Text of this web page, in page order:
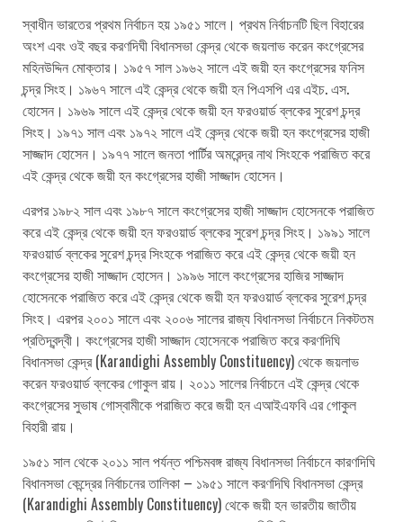
স্বাধীন ভারতের প্রথম নির্বাচন হয় ১৯৫১ সালে। প্রথম নির্বাচনটি ছিল বিহারের
অংশ এবং ওই বছর করণদিঘী বিধানসভা কেন্দ্র থেকে জয়লাভ করেন কংগ্রেসের
মহিনউদ্দিন মোক্তার। ১৯৫৭ সাল ১৯৬২ সালে এই জয়ী হন কংগ্রেসের ফনিস
চন্দ্র সিংহ। ১৯৬৭ সালে এই কেন্দ্র থেকে জয়ী হন পিএসপি এর এইচ. এস.
হোসেন। ১৯৬৯ সালে এই কেন্দ্র থেকে জয়ী হন ফরওয়ার্ড ব্লকের সুরেশ চন্দ্র
সিংহ। ১৯৭১ সাল এবং ১৯৭২ সালে এই কেন্দ্র থেকে জয়ী হন কংগ্রেসের হাজী
সাজ্জাদ হোসেন। ১৯৭৭ সালে জনতা পার্টির অমরেন্দ্র নাথ সিংহকে পরাজিত করে
এই কেন্দ্র থেকে জয়ী হন কংগ্রেসের হাজী সাজ্জাদ হোসেন।
এরপর ১৯৮২ সাল এবং ১৯৮৭ সালে কংগ্রেসের হাজী সাজ্জাদ হোসেনকে পরাজিত
করে এই কেন্দ্র থেকে জয়ী হন ফরওয়ার্ড ব্লকের সুরেশ চন্দ্র সিংহ। ১৯৯১ সালে
ফরওয়ার্ড ব্লকের সুরেশ চন্দ্র সিংহকে পরাজিত করে এই কেন্দ্র থেকে জয়ী হন
কংগ্রেসের হাজী সাজ্জাদ হোসেন। ১৯৯৬ সালে কংগ্রেসের হাজির সাজ্জাদ
হোসেনকে পরাজিত করে এই কেন্দ্র থেকে জয়ী হন ফরওয়ার্ড ব্লকের সুরেশ চন্দ্র
সিংহ। এরপর ২০০১ সালে এবং ২০০৬ সালের রাজ্য বিধানসভা নির্বাচনে নিকটতম
প্রতিদ্বন্দ্বী। কংগ্রেসের হাজী সাজ্জাদ হোসেনকে পরাজিত করে করণদিঘি
বিধানসভা কেন্দ্র (Karandighi Assembly Constituency) থেকে জয়লাভ
করেন ফরওয়ার্ড ব্লকের গোকুল রায়। ২০১১ সালের নির্বাচনে এই কেন্দ্র থেকে
কংগ্রেসের সুভাষ গোস্বামীকে পরাজিত করে জয়ী হন এআইএফবি এর গোকুল
বিহারী রায়।
১৯৫১ সাল থেকে ২০১১ সাল পর্যন্ত পশ্চিমবঙ্গ রাজ্য বিধানসভা নির্বাচনে কারণদিঘি
বিধানসভা কেন্দ্রের নির্বাচনের তালিকা – ১৯৫১ সালে করণদিঘি বিধানসভা কেন্দ্র
(Karandighi Assembly Constituency) থেকে জয়ী হন ভারতীয় জাতীয়